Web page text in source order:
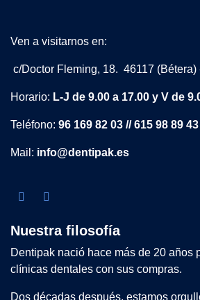
Ven a visitarnos en:
c/Doctor Fleming, 18. 46117 (Bétera)
Horario: L-J de 9.00 a 17.00 y V de
Teléfono: 96 169 82 03 // 615 98 89 43
Mail: info@dentipak.es
Nuestra filosofía
Dentipak nació hace más de 20 años
clínicas dentales con sus compras.
Dos décadas después, estamos